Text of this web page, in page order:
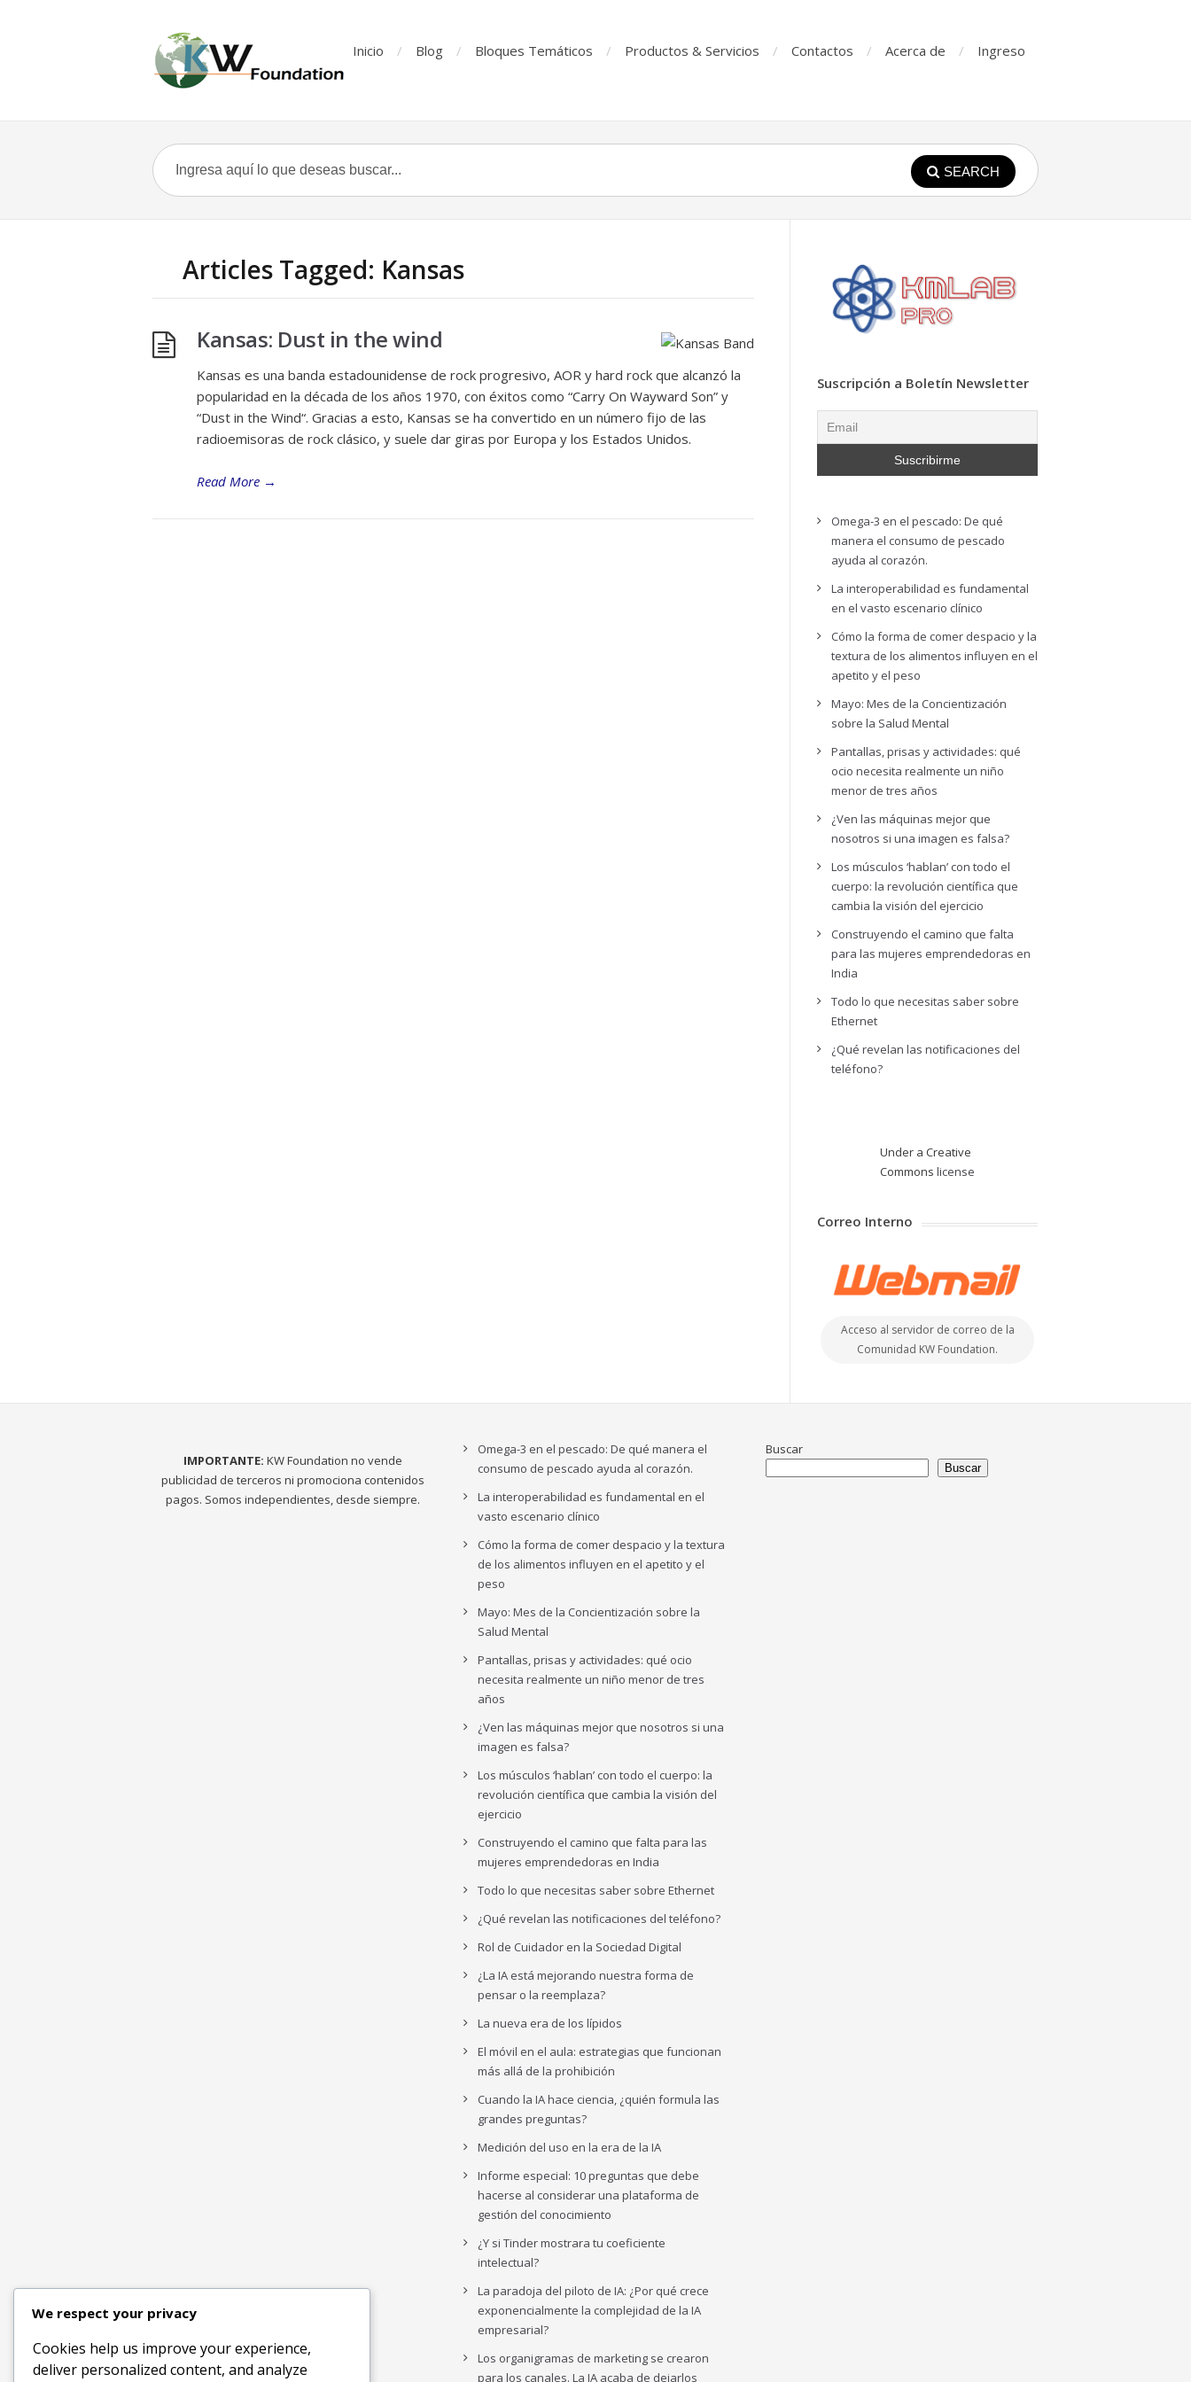
Inicio Blog Bloques Temáticos Productos & Servicios Contactos Acerca de Ingreso
SEARCH
Articles Tagged: Kansas
Kansas: Dust in the wind
Kansas es una banda estadounidense de rock progresivo, AOR y hard rock que alcanzó la
popularidad en la década de los años 1970, con éxitos como “Carry On Wayward Son” y
“Dust in the Wind“. Gracias a esto, Kansas se ha convertido en un número fijo de las
radioemisoras de rock clásico, y suele dar giras por Europa y los Estados Unidos.
Read More →
Suscripción a Boletín Newsletter
Omega-3 en el pescado: De qué
manera el consumo de pescado
ayuda al corazón.
La interoperabilidad es fundamental
en el vasto escenario clínico
Cómo la forma de comer despacio y la
textura de los alimentos influyen en el
apetito y el peso
Mayo: Mes de la Concientización
sobre la Salud Mental
Pantallas, prisas y actividades: qué
ocio necesita realmente un niño
menor de tres años
¿Ven las máquinas mejor que
nosotros si una imagen es falsa?
Los músculos ‘hablan’ con todo el
cuerpo: la revolución científica que
cambia la visión del ejercicio
Construyendo el camino que falta
para las mujeres emprendedoras en
India
Todo lo que necesitas saber sobre
Ethernet
¿Qué revelan las notificaciones del
teléfono?
Under a Creative
Commons license
Correo Interno
Acceso al servidor de correo de la
Comunidad KW Foundation.
IMPORTANTE: KW Foundation no vende
publicidad de terceros ni promociona contenidos
pagos. Somos independientes, desde siempre.
Omega-3 en el pescado: De qué manera el
consumo de pescado ayuda al corazón.
La interoperabilidad es fundamental en el
vasto escenario clínico
Cómo la forma de comer despacio y la textura
de los alimentos influyen en el apetito y el
peso
Mayo: Mes de la Concientización sobre la
Salud Mental
Pantallas, prisas y actividades: qué ocio
necesita realmente un niño menor de tres
años
¿Ven las máquinas mejor que nosotros si una
imagen es falsa?
Los músculos ‘hablan’ con todo el cuerpo: la
revolución científica que cambia la visión del
ejercicio
Construyendo el camino que falta para las
mujeres emprendedoras en India
Todo lo que necesitas saber sobre Ethernet
¿Qué revelan las notificaciones del teléfono?
Rol de Cuidador en la Sociedad Digital
¿La IA está mejorando nuestra forma de
pensar o la reemplaza?
La nueva era de los lípidos
El móvil en el aula: estrategias que funcionan
más allá de la prohibición
Cuando la IA hace ciencia, ¿quién formula las
grandes preguntas?
Medición del uso en la era de la IA
Informe especial: 10 preguntas que debe
hacerse al considerar una plataforma de
gestión del conocimiento
¿Y si Tinder mostrara tu coeficiente
intelectual?
La paradoja del piloto de IA: ¿Por qué crece
exponencialmente la complejidad de la IA
empresarial?
Los organigramas de marketing se crearon
para los canales. La IA acaba de dejarlos
Buscar
Buscar
We respect your privacy
Cookies help us improve your experience,
deliver personalized content, and analyze